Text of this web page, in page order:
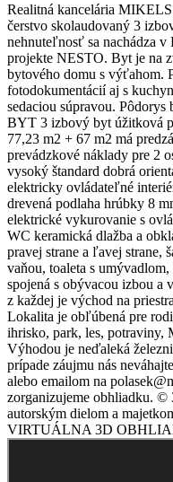
Realitná kancelária
čerstvo skolaudovaný 3
nehnuteľnosť sa nachádza
projekte NESTO. Byt je na
bytového domu s výťahom.
fotodokumentácií aj s
sedaciou súpravou.
BYT 3 izbový byt úžitková
77,23 m2 + 67 m2 má
prevádzkové náklady pre 2
vysoký štandard dobrá
elektricky ovládateľné
drevená podlaha hrúbky 8
elektrické vykurovanie s
WC keramická dlažba a
pravej strane a ľavej strane,
vaňou, toaleta s
spojená s obývacou izbou a
z každej je východ na
Lokalita je obľúbená pre
ihrisko, park, les, potraviny,
Výhodou je neďaleká
prípade záujmu nás
alebo emailom na
zorganizujeme obhliadku. ©
autorským dielom a
VIRTUÁLNA 3D